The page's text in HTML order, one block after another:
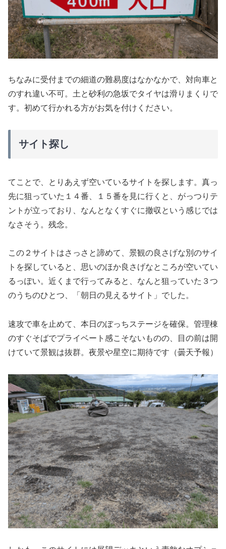
ちなみに受付までの細道の難易度はなかなかで、対向車と
のすれ違い不可。土と砂利の急坂でタイヤは滑りまくりで
す。初めて行かれる方がお気を付けください。
サイト探し
てことで、とりあえず空いているサイトを探します。真っ
先に狙っていた１４番、１５番を見に行くと、がっつりテ
ントが立っており、なんとなくすぐに撤収という感じでは
なさそう。残念。
この２サイトはさっさと諦めて、景観の良さげな別のサイ
トを探していると、思いのほか良さげなところが空いてい
るっぽい。近くまで行ってみると、なんと狙っていた３つ
のうちのひとつ、「朝日の見えるサイト」でした。
速攻で車を止めて、本日のぼっちステージを確保。管理棟
のすぐそばでプライベート感こそないものの、目の前は開
けていて景観は抜群。夜景や星空に期待です（曇天予報）